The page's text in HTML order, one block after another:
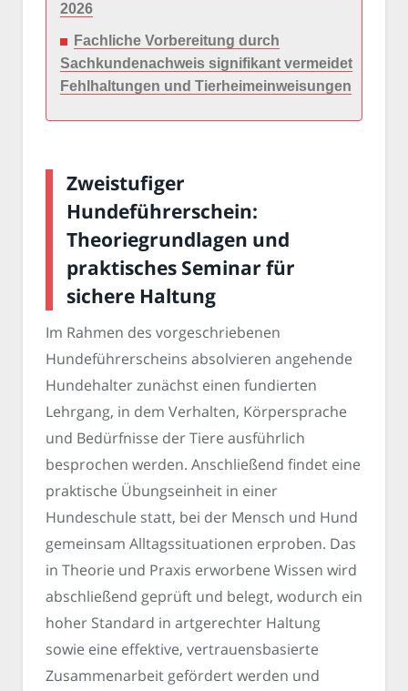
2026
Fachliche Vorbereitung durch
Sachkundenachweis signifikant vermeidet
Fehlhaltungen und Tierheimeinweisungen
Zweistufiger
Hundeführerschein:
Theoriegrundlagen und
praktisches Seminar für
sichere Haltung
Im Rahmen des vorgeschriebenen
Hundeführerscheins absolvieren angehende
Hundehalter zunächst einen fundierten
Lehrgang, in dem Verhalten, Körpersprache
und Bedürfnisse der Tiere ausführlich
besprochen werden. Anschließend findet eine
praktische Übungseinheit in einer
Hundeschule statt, bei der Mensch und Hund
gemeinsam Alltagssituationen erproben. Das
in Theorie und Praxis erworbene Wissen wird
abschließend geprüft und belegt, wodurch ein
hoher Standard in artgerechter Haltung
sowie eine effektive, vertrauensbasierte
Zusammenarbeit gefördert werden und